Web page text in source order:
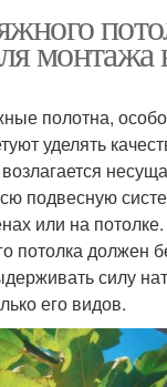
монтажа
полотна,
уделять
подвесную
или на
потолка должен
силу
его видов.